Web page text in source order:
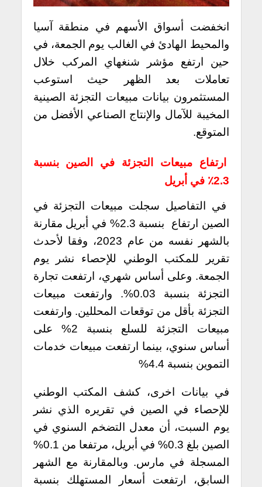
انخفضت أسواق الأسهم في منطقة آسيا
والمحيط الهادئ في الغالب يوم الجمعة، في
حين ارتفع مؤشر شنغهاي المركب خلال
تعاملات بعد الظهر حيث استوعب
المستثمرون بيانات مبيعات التجزئة الصينية
المخيبة للآمال والإنتاج الصناعي الأفضل من
المتوقع.
ارتفاع مبيعات التجزئة في الصين بنسبة
2.3٪ في أبريل
في التفاصيل سجلت مبيعات التجزئة في
الصين ارتفاع بنسبة 2.3% في أبريل مقارنة
بالشهر نفسه من عام 2023، وفقا لأحدث
تقرير للمكتب الوطني للإحصاء نشر يوم
الجمعة. وعلى أساس شهري، ارتفعت تجارة
التجزئة بنسبة 0.03%. وارتفعت مبيعات
التجزئة بأقل من توقعات المحللين. وارتفعت
مبيعات التجزئة للسلع بنسبة 2% على
أساس سنوي، بينما ارتفعت مبيعات خدمات
التموين بنسبة 4.4%
في بيانات اخرى، كشف المكتب الوطني
للإحصاء في الصين في تقريره الذي نشر
يوم السبت، أن معدل التضخم السنوي في
الصين بلغ 0.3% في أبريل، مرتفعا من 0.1%
المسجلة في مارس. وبالمقارنة مع الشهر
السابق، ارتفعت أسعار المستهلك بنسبة